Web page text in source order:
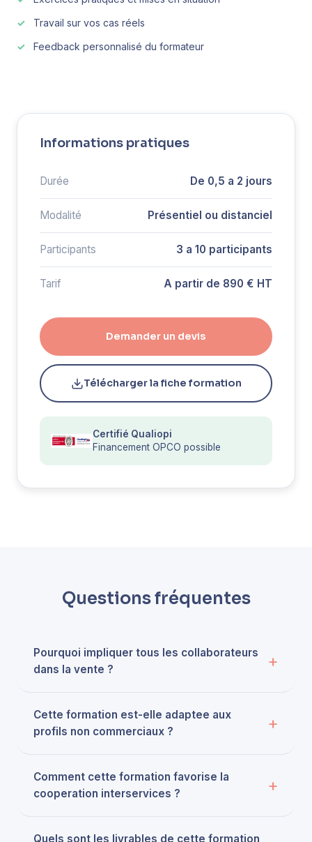
Travail sur vos cas réels
Feedback personnalisé du formateur
Informations pratiques
Durée De 0,5 a 2 jours
Modalité Présentiel ou distanciel
Participants 3 a 10 participants
Tarif A partir de 890 € HT
Demander un devis
Télécharger la fiche formation
Certifié Qualiopi
Financement OPCO possible
Questions fréquentes
Pourquoi impliquer tous les collaborateurs
dans la vente ?
Cette formation est-elle adaptee aux
profils non commerciaux ?
Comment cette formation favorise la
cooperation interservices ?
Quels sont les livrables de cette formation